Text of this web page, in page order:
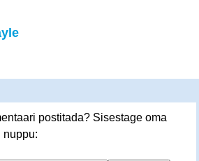
postitada? Sisestage oma
nuppu: